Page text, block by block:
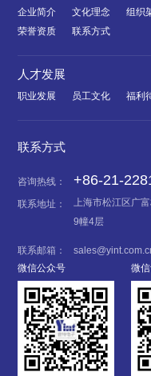
企业简介 文化理念 组织
荣誉资质
联系方式
人才发展
职业发展 员工文化 福利
联系方式
咨询热线： +86-21-
联系地址：
上海市松江区广
9幢4层
联系邮箱：
微信公众号
微